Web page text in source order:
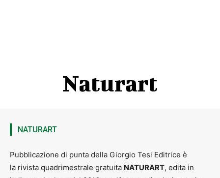
Naturart
NATURART
Pubblicazione di punta della Giorgio Tesi Editrice è
la rivista quadrimestrale gratuita NATURART, edita in